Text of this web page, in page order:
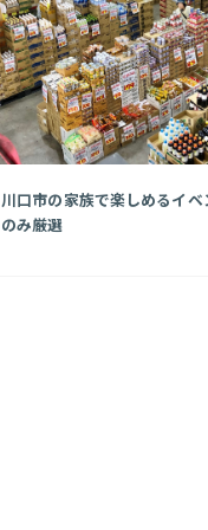
川口市の家族で楽しめるイ
のみ厳選